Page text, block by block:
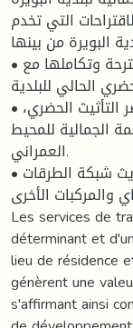
التي تخدم
البويرة من بينها :
• العمل على تجسيد خطوط الترامواي المقترحة وتكاملها مع
الحالي للبلدية.
• تهيئة خطوط ومسارات الترامواي بعناصر التأثيث الحضري،
الجمالية للمحيط
العمراني.
• تنظيم حركة المرور عند التقاطعات وتحديث شبكة الطرقات
والمركبات الأخرى
Les services de
déterminant et
lieu de résidence
génèrent une
s'affirmant ainsi